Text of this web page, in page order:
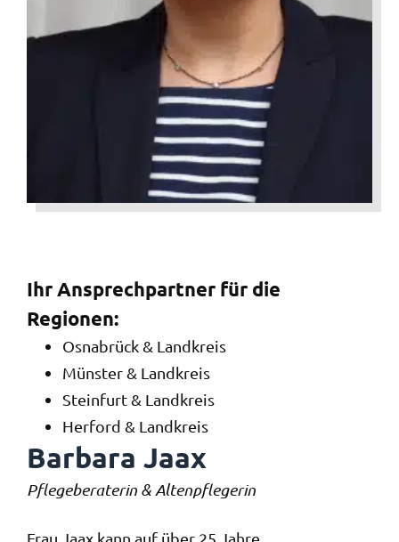
Barbara Jaax
Pflegeberaterin & Altenpflegerin
Frau Jaax kann auf über 25 Jahre
Ihr Ansprech­partner für die
Regionen:
Osnabrück & Landkreis
Münster & Landkreis
Steinfurt & Landkreis
Herford & Landkreis